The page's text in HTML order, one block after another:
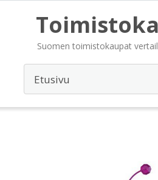
Suomen toimistokaupat